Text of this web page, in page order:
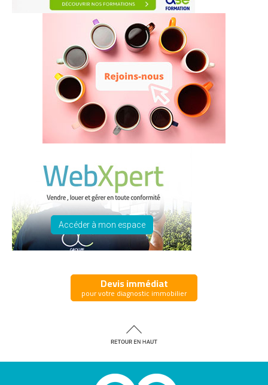
Accéder à mon espace
Devis immédiat
pour votre diagnostic immobilier